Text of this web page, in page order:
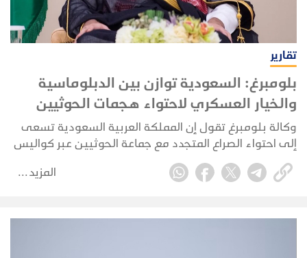
تقارير
بلومبرغ: السعودية توازن بين الدبلوماسية
والخيار العسكري لاحتواء هجمات الحوثيين
وكالة بلومبرغ تقول إن المملكة العربية السعودية تسعى
إلى احتواء الصراع المتجدد مع جماعة الحوثيين عبر كواليس
الدبلوماسية، في محاولة لمنع الاشتباكات مع الجماعة
المدعومة من إيران من الإضرار بقطاعها النفطي
المزيد